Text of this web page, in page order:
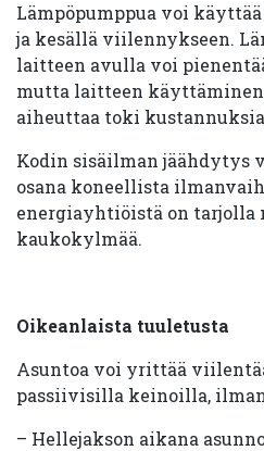
Lämpöpumppua voi
ja kesällä viilennykseen.
laitteen avulla voi
mutta laitteen
aiheuttaa toki
Kodin sisäilman jäähdytys
osana koneellista
energiayhtiöistä on tarjolla
kaukokylmää.
Oikeanlaista tuuletusta
Asuntoa voi yrittää
passiivisilla keinoilla,
– Hellejakson aikana